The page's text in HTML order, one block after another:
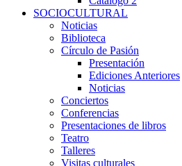
SOCIOCULTURAL
Noticias
Biblioteca
Círculo de Pasión
Presentación
Ediciones Anteriores
Noticias
Conciertos
Conferencias
Presentaciones de libros
Teatro
Talleres
Visitas culturales